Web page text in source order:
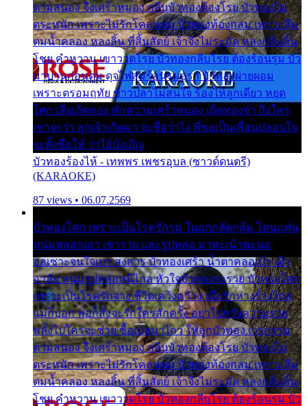
ตามสนอง จึงเศร้าหมอง กลีบบัวทองต้องโรย บัวทองไม่
ตระหนัก เพราะไม่รักโคลนตม บัวทองท้องกลม เพราะลืม
ตมน้ำคลอง หลงลิ้น ที่สิ้นสัตย์ เจ้าจึงไม่ระมัด หลงกลิ่นลิ้น
โชย คำหวาน เขาวาดโรย บัวทองกลีบโรย ต้องร้อนรุม บัว
มาบานก่อนตูม ดุจไฟสุมร้อนรุมอุรา บัวทองผ่ายผอม
เพราะตรอมฤทัย ข้าวปลาไม่สนใจ ร้องไห้ลูกเดียว หยุด
โศก เสียเถิดทอง พักความเศร้าหมอง เถิดทองจ๋า ถึงใคร
เขาจะว่า ลูกเจ้าเกิดมา จะชื่อว่าไง พี่ขอเป็นเพื่อนปลอบใจ
จะตั้งชื่อให้ ว่าไอ้บังเอิญ
บัวทองร้องไห้ - เทพพร เพชรอุบล (ซาวด์ดนตรี)
(KARAOKE)
87 views • 06.07.2569
บัวทองโศก เพราะเป็นโรครักรุม ในอกกลัดกลุ้ม โดนแฟน
หนุ่มหลอกเอา เขารวย และรูปหล่อ มาพะเน้าพะนอ
ออเซาะจนใจเบา สงสาร บัวทองเศร้า น้ำตาคลอเบ้า เฝ้า
อาลัย หนุ่มรูปหล่อหนีไกล หัวใจบัวทองระรวย บัวทองโศก
เพราะเป็นโรครักจาง ชีวิตเคว้งคว้าง เมื่อรักห่างร้างไกล
แม่ก็บอก พ่อก็สั่งจะรักใครสักครั้ง อย่าไปหวังความรวย
พลั้งไปใครจะช่วย ซื้อเปลมาไกว ให้ลูกบัวทอง เวรกรรม
ตามสนอง จึงเศร้าหมอง กลีบบัวทองต้องโรย บัวทองไม่
ตระหนัก เพราะไม่รักโคลนตม บัวทองท้องกลม เพราะลืม
ตมน้ำคลอง หลงลิ้น ที่สิ้นสัตย์ เจ้าจึงไม่ระมัด หลงกลิ่นลิ้น
โชย คำหวาน เขาวาดโรย บัวทองกลีบโรย ต้องร้อนรุม บัว